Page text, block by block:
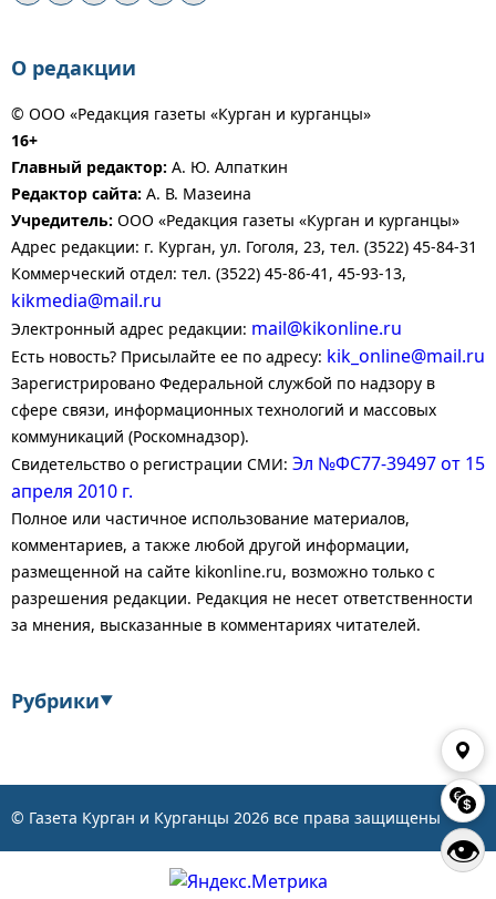
👁
О редакции
© ООО «Редакция газеты «Курган и курганцы»
16+
Главный редактор: А. Ю. Алпаткин
Редактор сайта: А. В. Мазеина
Учредитель: ООО «Редакция газеты «Курган и курганцы»
Адрес редакции: г. Курган, ул. Гоголя, 23, тел. (3522) 45-84-31
Коммерческий отдел: тел. (3522) 45-86-41, 45-93-13,
kikmedia@mail.ru
Электронный адрес редакции: mail@kikonline.ru
Есть новость? Присылайте ее по адресу: kik_online@mail.ru
Зарегистрировано Федеральной службой по надзору в
сфере связи, информационных технологий и массовых
коммуникаций (Роскомнадзор).
Свидетельство о регистрации СМИ: Эл №ФС77-39497 от 15
апреля 2010 г.
Полное или частичное использование материалов,
комментариев, а также любой другой информации,
размещенной на сайте kikonline.ru, возможно только с
разрешения редакции. Редакция не несет ответственности
за мнения, высказанные в комментариях читателей.
Рубрики▼
События
© Газета Курган и Курганцы 2026 все права защищены